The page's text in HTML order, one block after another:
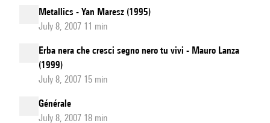
Metallics - Yan Maresz (1995)
July 8, 2007 11 min
Erba nera che cresci segno nero tu vivi - Mauro Lanza
(1999)
July 8, 2007 15 min
Générale
July 8, 2007 18 min